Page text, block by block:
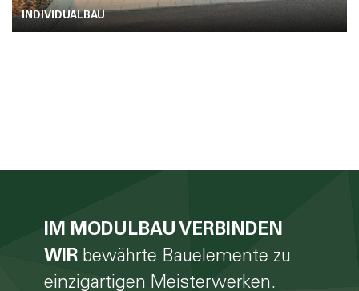
INDIVIDUALBAU
IM MODULBAU VERBINDEN
WIR bewährte Bauelemente zu
einzigartigen Meisterwerken.